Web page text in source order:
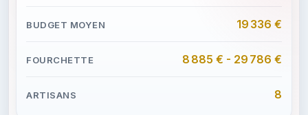
19 336 €
8 885 € - 29 786 €
8